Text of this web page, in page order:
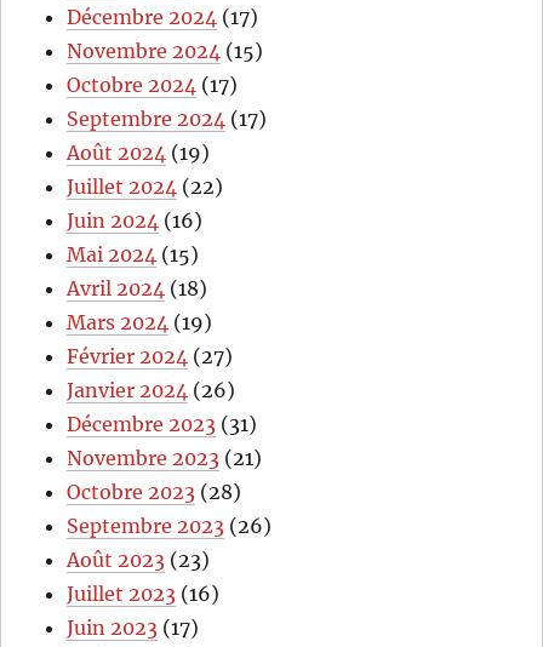
Décembre 2024 (17)
Novembre 2024 (15)
Octobre 2024 (17)
Septembre 2024 (17)
Août 2024 (19)
Juillet 2024 (22)
Juin 2024 (16)
Mai 2024 (15)
Avril 2024 (18)
Mars 2024 (19)
Février 2024 (27)
Janvier 2024 (26)
Décembre 2023 (31)
Novembre 2023 (21)
Octobre 2023 (28)
Septembre 2023 (26)
Août 2023 (23)
Juillet 2023 (16)
Juin 2023 (17)